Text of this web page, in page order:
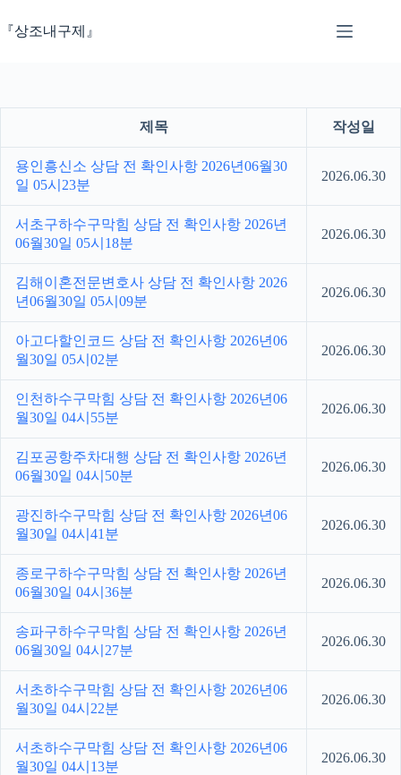
문『상조내구제』
제목 작성일
용인흥신소 상담 전 확인사항 2026년06월30
일 05시23분
2026.06.30
서초구하수구막힘 상담 전 확인사항 2026년
06월30일 05시18분
2026.06.30
김해이혼전문변호사 상담 전 확인사항 2026
년06월30일 05시09분
2026.06.30
아고다할인코드 상담 전 확인사항 2026년06
월30일 05시02분
2026.06.30
인천하수구막힘 상담 전 확인사항 2026년06
월30일 04시55분
2026.06.30
김포공항주차대행 상담 전 확인사항 2026년
06월30일 04시50분
2026.06.30
광진하수구막힘 상담 전 확인사항 2026년06
월30일 04시41분
2026.06.30
종로구하수구막힘 상담 전 확인사항 2026년
06월30일 04시36분
2026.06.30
송파구하수구막힘 상담 전 확인사항 2026년
06월30일 04시27분
2026.06.30
서초하수구막힘 상담 전 확인사항 2026년06
월30일 04시22분
2026.06.30
서초하수구막힘 상담 전 확인사항 2026년06
월30일 04시13분
2026.06.30